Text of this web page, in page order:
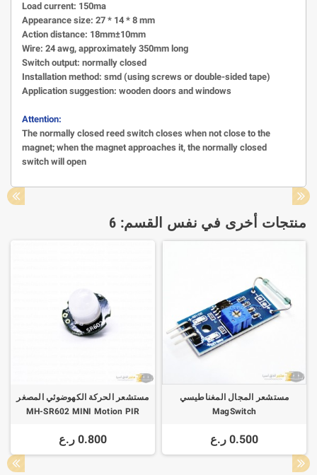
Load current: 150ma
Appearance size: 27 * 14 * 8 mm
Action distance: 18mm±10mm
Wire: 24 awg, approximately 350mm long
Switch output: normally closed
Installation method: smd (using screws or double-sided tape)
Application suggestion: wooden doors and windows
Attention:
The normally closed reed switch closes when not close to the
magnet; when the magnet approaches it, the normally closed
switch will open
منتجات أخرى في نفس القسم: 6
مستشعر المجال المغناطيسي
MagSwitch
0.500 ر.ع
مستشعر الحركة الكهوضوئي المصغر
MH-SR602 MINI Motion PIR
0.800 ر.ع